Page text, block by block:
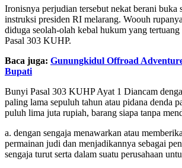
Ironisnya perjudian tersebut nekat berani buka
instruksi presiden RI melarang. Woouh
diduga seolah-olah kebal hukum yang
Pasal 303 KUHP.
Baca juga: Gunungkidul Offroad
Bupati
Bunyi Pasal 303 KUHP Ayat 1 Diancam
paling lama sepuluh tahun atau pidana denda
puluh lima juta rupiah, barang siapa tanpa
a. dengan sengaja menawarkan atau
permainan judi dan menjadikannya sebagai
sengaja turut serta dalam suatu perusahaan